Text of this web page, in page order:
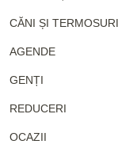
CĂNI ȘI TERMOSURI
AGENDE
GENȚI
REDUCERI
OCAZII